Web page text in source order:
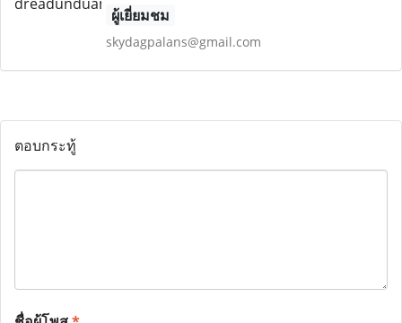
ผู้เยี่ยมชม
skydagpalans@gmail.com
ตอบกระทู้